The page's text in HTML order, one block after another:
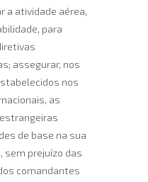
a atividade aérea,
para
assegurar, nos
nos
as
de base na sua
sem prejuízo das
comandantes